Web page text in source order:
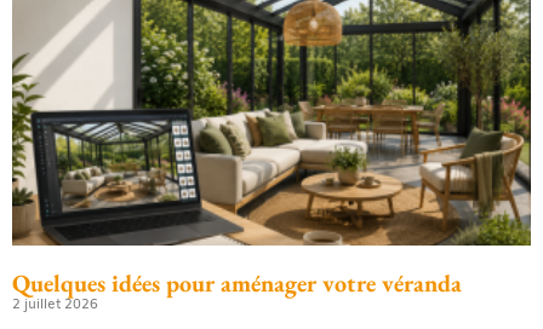
Quelques idées pour aménager votre véranda
2 juillet 2026